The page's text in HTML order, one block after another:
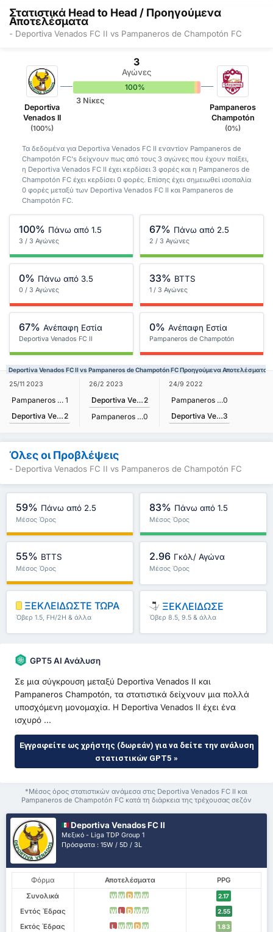
Στατιστικά Head to Head / Προηγούμενα
Αποτελέσματα
- Deportiva Venados FC II vs Pampaneros de Champotón FC
Deportiva
Venados II
(100%)
3
Αγώνες
100% 0%
0%
3 Νίκες
Pampaneros
Champotón
(0%)
Τα δεδομένα για Deportiva Venados FC II εναντίον Pampaneros de
Champotón FC's δείχνουν πως από τους 3 αγώνες που έχουν παίξει,
η Deportiva Venados FC II έχει κερδίσει 3 φορές και η Pampaneros de
Champotón FC έχει κερδίσει 0 φορές. Επίσης έχει σημειωθεί ισοπαλία
0 φορές μεταξύ των Deportiva Venados FC II και Pampaneros de
Champotón FC.
100% Πάνω από 1.5
3 / 3 Αγώνες
67% Πάνω από 2.5
2 / 3 Αγώνες
0% Πάνω από 3.5
0 / 3 Αγώνες
33% BTTS
1 / 3 Αγώνες
67% Ανέπαφη Εστία
Deportiva Venados FC II
0% Ανέπαφη Εστία
Pampaneros de Champotón
Deportiva Venados FC II vs Pampaneros de Champotón FC Προηγούμενα Αποτελέσματα
25/11 2023
Pampaneros de Champotón FC 1
Deportiva Venados FC II 2
26/2 2023
Deportiva Venados FC II 2
Pampaneros de Champotón FC0
24/9 2022
Pampaneros de Champotón FC0
Deportiva Venados FC II3
Όλες οι Προβλέψεις
- Deportiva Venados FC II vs Pampaneros de Champotón FC
59% Πάνω από 2.5
Μέσος Όρος
83% Πάνω από 1.5
Μέσος Όρος
55% BTTS
Μέσος Όρος
2.96 Γκόλ/ Αγώνα
Μέσος Όρος
ΞΕΚΛΕΙΔΩΣΤΕ ΤΩΡΑ
Όβερ 1.5, FH/2H & άλλα
ΞΕΚΛΕΙΔΩΣΕ
Όβερ 8.5, 9.5 & άλλα
GPT5 AI Ανάλυση
Σε μια σύγκρουση μεταξύ Deportiva Venados II και
Pampaneros Champotón, τα στατιστικά δείχνουν μια πολλά
υποσχόμενη μονομαχία. Η Deportiva Venados II έχει ένα
ισχυρό ...
Εγγραφείτε ως χρήστης (δωρεάν) για να δείτε την ανάλυση
στατιστικών GPT5 »
*Μέσος όρος στατιστικών ανάμεσα στις Deportiva Venados FC II και
Pampaneros de Champotón FC κατά τη διάρκεια της τρέχουσας σεζόν
Deportiva Venados FC II
Μεξικό - Liga TDP Group 1
Πρόσφατα : 15W / 5D / 3L
Φόρμα Αποτελέσματα
PPG
Συνολικά
W W D W W 2.17
Εντός Έδρας W L D W W 2.55
Εκτός Έδρας L W W D W 1.83